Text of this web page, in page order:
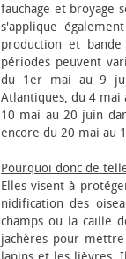
fauchage et broyage
s'applique
production et
périodes peuvent
du 1er mai au 9
Atlantiques, du 4 mai
10 mai au 20 juin
encore du 20 mai au
Pourquoi donc de
Elles visent à
nidification des
champs ou la caille
jachères pour